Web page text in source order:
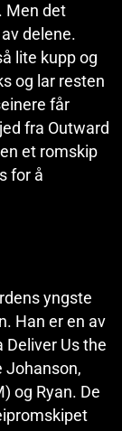
Men det
delene.
lite kupp og
og lar resten
får
fra Outward
et romskip
for å
yngste
Han er en av
Deliver Us the
Johanson,
og Ryan. De